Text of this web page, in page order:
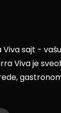
sajt -
Viva je